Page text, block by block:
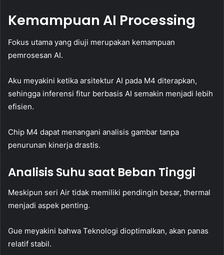
Kemampuan AI Processing
Fokus utama yang diuji merupakan kemampuan
pemrosesan AI.
Aku meyakini ketika arsitektur AI pada M4 diterapkan,
sehingga inferensi fitur berbasis AI semakin menjadi lebih
efisien.
Chip M4 dapat menangani analisis gambar tanpa
penurunan kinerja drastis.
Analisis Suhu saat Beban Tinggi
Meskipun seri Air tidak memiliki pendingin besar, thermal
menjadi aspek penting.
Gue meyakini bahwa Teknologi dioptimalkan, akan panas
relatif stabil.